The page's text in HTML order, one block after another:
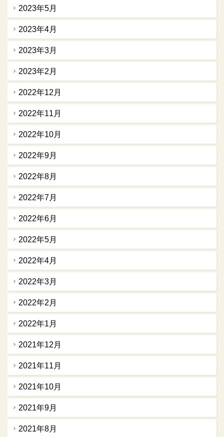
2023年5月
2023年4月
2023年3月
2023年2月
2022年12月
2022年11月
2022年10月
2022年9月
2022年8月
2022年7月
2022年6月
2022年5月
2022年4月
2022年3月
2022年2月
2022年1月
2021年12月
2021年11月
2021年10月
2021年9月
2021年8月